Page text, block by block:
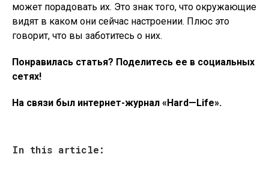
может порадовать их. Это знак того, что окружающие
видят в каком они сейчас настроении. Плюс это
говорит, что вы заботитесь о них.
Понравилась статья? Поделитесь ее в социальных
сетях!
На связи был интернет-журнал «Hard—Life».
In this article: